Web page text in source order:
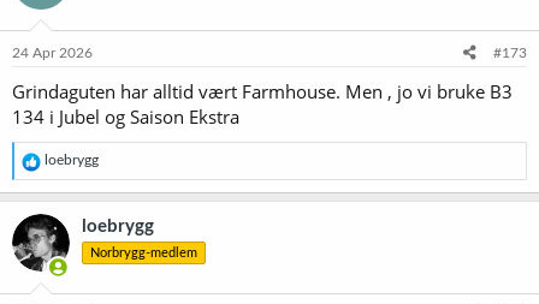
24 Apr 2026 #173
Grindaguten har alltid vært Farmhouse. Men , jo vi bruke B3
134 i Jubel og Saison Ekstra
R
e
a
k
s
j
o
loebrygg
loebrygg
Norbrygg-medlem